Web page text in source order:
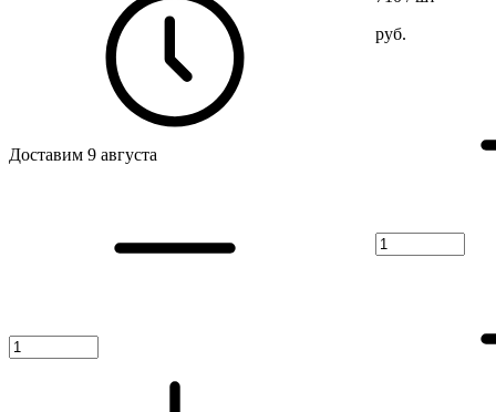
Доставим 9 августа
руб.